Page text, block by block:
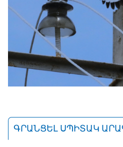
ԳՐԱՆՑԵԼ ՍՊԻՏԱԿ